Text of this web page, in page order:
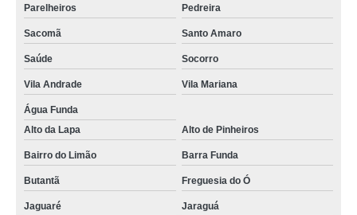
Parelheiros Pedreira
Sacomã Santo Amaro
Saúde Socorro
Vila Andrade Vila Mariana
Água Funda
Alto da Lapa
Alto de Pinheiros
Bairro do Limão Barra Funda
Butantã Freguesia do Ó
Jaguaré Jaraguá